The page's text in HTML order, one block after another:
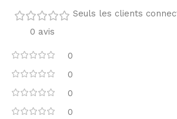
0 avis
0
0
0
0
Seuls les clients